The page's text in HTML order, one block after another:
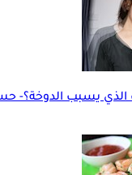
يسبب الدوخة؟-